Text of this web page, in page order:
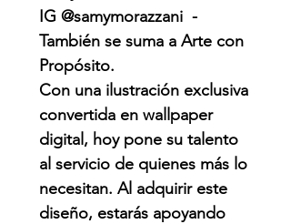
IG @samymorazzani -
También se suma a Arte con
Propósito.
Con una ilustración exclusiva
convertida en wallpaper
digital, hoy pone su talento
al servicio de quienes más lo
necesitan. Al adquirir este
diseño, estarás apoyando